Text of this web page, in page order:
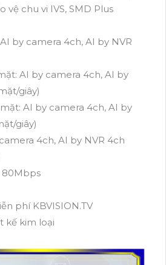
vệ chu vi IVS, SMD Plus
by camera 4ch, AI by NVR
AI by camera 4ch, AI by
giây)
AI by camera 4ch, AI by
giây)
4ch, AI by NVR 4ch
80Mbps
phí KBVISION.TV
kế kim loại